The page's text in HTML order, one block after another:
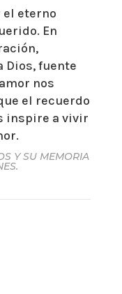
el eterno
En
Dios, fuente
nos
el recuerdo
inspire a vivir
Y SU MEMORIA